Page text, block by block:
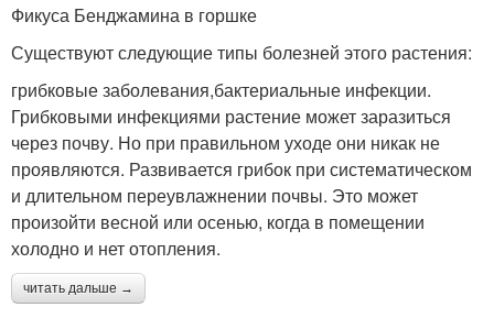
Фикуса Бенджамина в горшке
Существуют следующие типы болезней этого растения:
грибковые заболевания,бактериальные инфекции.
Грибковыми инфекциями растение может заразиться
через почву. Но при правильном уходе они никак не
проявляются. Развивается грибок при систематическом
и длительном переувлажнении почвы. Это может
произойти весной или осенью, когда в помещении
холодно и нет отопления.
читать дальше →